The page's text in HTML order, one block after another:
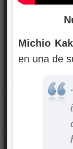
Michio
en una de